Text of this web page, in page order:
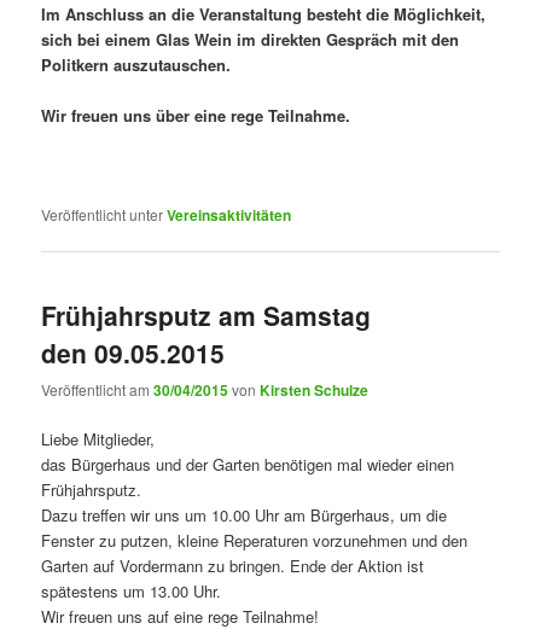
Im Anschluss an die Veranstaltung besteht die Möglichkeit,
sich bei einem Glas Wein im direkten Gespräch mit den
Politkern auszutauschen.
Wir freuen uns über eine rege Teilnahme.
Veröffentlicht unterVereinsaktivitäten
Frühjahrsputz am Samstag
den 09.05.2015
Veröffentlicht am30/04/2015vonKirsten Schulze
Liebe Mitglieder,
das Bürgerhaus und der Garten benötigen mal wieder einen
Frühjahrsputz.
Dazu treffen wir uns um 10.00 Uhr am Bürgerhaus, um die
Fenster zu putzen, kleine Reperaturen vorzunehmen und den
Garten auf Vordermann zu bringen. Ende der Aktion ist
spätestens um 13.00 Uhr.
Wir freuen uns auf eine rege Teilnahme!